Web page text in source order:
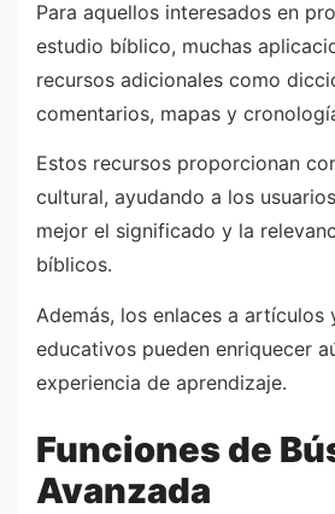
Para aquellos interesados en
estudio bíblico, muchas
recursos adicionales como
comentarios, mapas y
Estos recursos proporcionan
cultural, ayudando a los
mejor el significado y la
bíblicos.
Además, los enlaces a artículos
educativos pueden enriquecer
experiencia de aprendizaje.
Funciones de
Avanzada